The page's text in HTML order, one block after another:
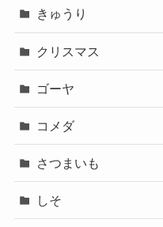
きゅうり
クリスマス
ゴーヤ
コメダ
さつまいも
しそ